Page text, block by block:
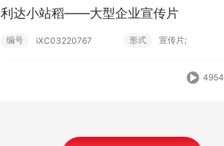
利达小站稻——大型企业宣传片
编号 iXC03220767 形式 宣传片;
4954